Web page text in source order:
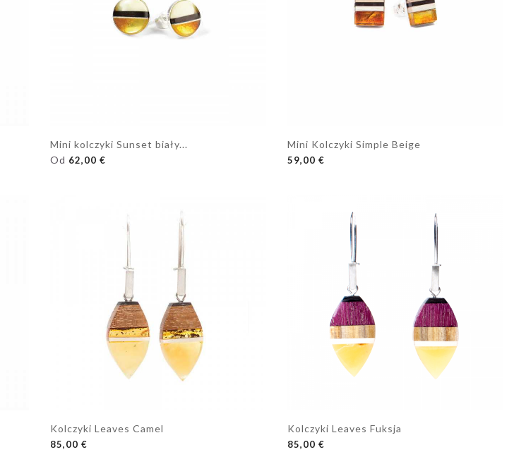
Mini kolczyki Sunset biały...
Od 62,00 €
DODAJ DO KOSZYKA Mini Kolczyki Simple Beige
59,00 €
DODAJ DO KOSZYKA
Kolczyki Leaves Camel
85,00 €
DODAJ DO KOSZYKA Kolczyki Leaves Fuksja
85,00 €
DODAJ DO KOSZYKA